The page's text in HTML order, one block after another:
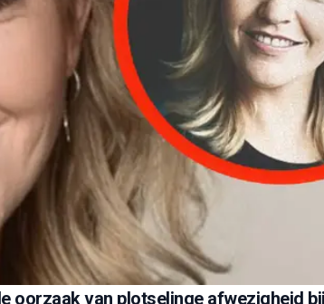
oorzaak van plotselinge afwezigheid bij